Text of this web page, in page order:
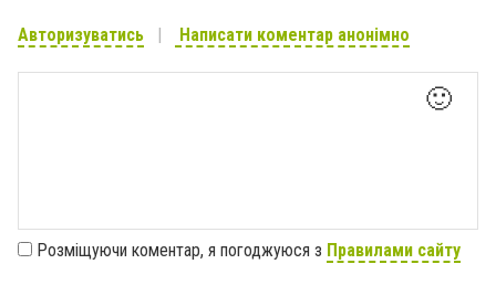
Авторизуватись Написати коментар анонімно
🙂
Розміщуючи коментар, я погоджуюся з Правилами сайту